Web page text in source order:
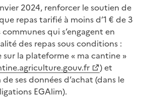
2024, renforcer le soutien de
repas tarifié à moins d’1 € de 3
qui s’engagent en
des repas sous conditions :
la plateforme « ma cantine »
) et
ses données d’achat (dans le
EGAlim).